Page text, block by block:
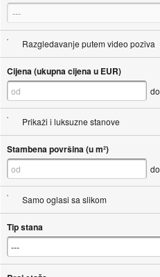
---
Razgledavanje putem video poziva
Cijena (ukupna cijena u EUR)
do
Prikaži i luksuzne stanove
Stambena površina (u m²)
do
Samo oglasi sa slikom
Tip stana